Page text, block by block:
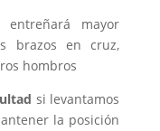
entreñará mayor
brazos en cruz,
hombros
si levantamos
la posición